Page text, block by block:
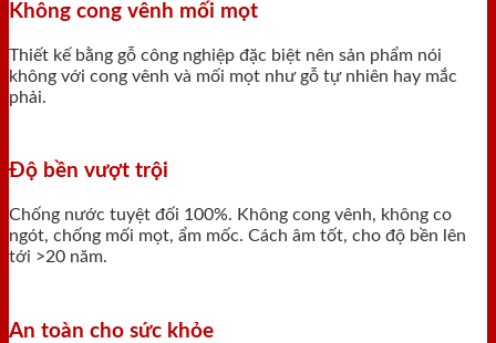
Không cong vênh mối mọt
Thiết kế bằng gỗ công nghiệp đặc biệt nên sản phẩm nói
không với cong vênh và mối mọt như gỗ tự nhiên hay mắc
phải.
Độ bền vượt trội
Chống nước tuyệt đối 100%. Không cong vênh, không co
ngót, chống mối mọt, ẩm mốc. Cách âm tốt, cho độ bền lên
tới >20 năm.
An toàn cho sức khỏe